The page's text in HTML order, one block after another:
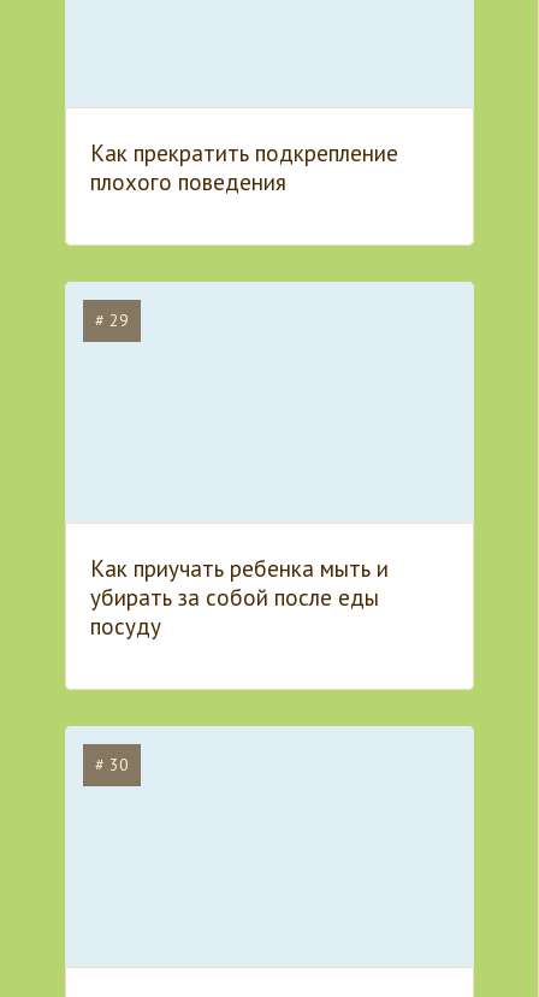
Как прекратить подкрепление
плохого поведения
# 29
Как приучать ребенка мыть и
убирать за собой после еды
посуду
# 30